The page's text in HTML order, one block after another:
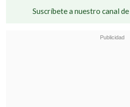
Suscríbete a nuestro canal de